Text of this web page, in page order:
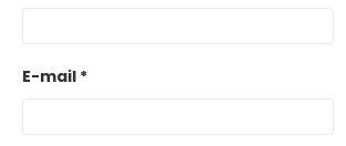
E-mail *